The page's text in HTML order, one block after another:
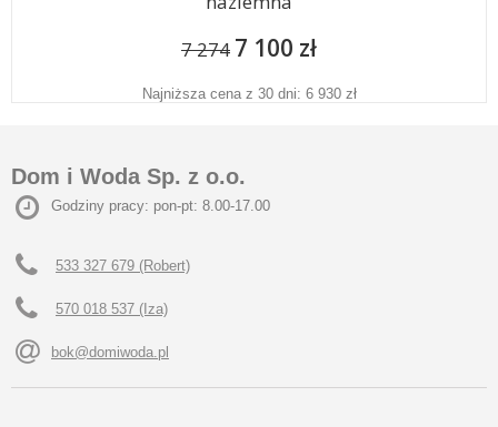
7 274 7 100 zł
Najniższa cena z 30 dni: 6 930 zł
Dom i Woda Sp. z o.o.
Godziny pracy: pon-pt: 8.00-17.00
533 327 679 (Robert)
570 018 537 (Iza)
bok@domiwoda.pl